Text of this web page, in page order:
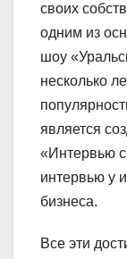
своих
одним из
шоу
несколько
является
«Интервью
интервью у
бизнеса.
Все эти